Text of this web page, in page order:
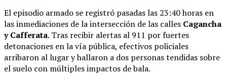
El episodio armado se registró pasadas las 23:40 horas en
las inmediaciones de la intersección de las calles Cagancha
y Cafferata. Tras recibir alertas al 911 por fuertes
detonaciones en la vía pública, efectivos policiales
arribaron al lugar y hallaron a dos personas tendidas sobre
el suelo con múltiples impactos de bala.